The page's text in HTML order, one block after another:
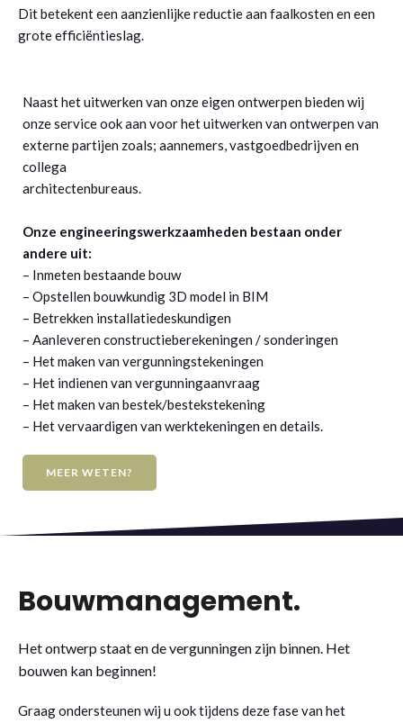
Dit betekent een aanzienlijke reductie aan faalkosten en een
grote efficiëntieslag.
Naast het uitwerken van onze eigen ontwerpen bieden wij
onze service ook aan voor het uitwerken van ontwerpen van
externe partijen zoals; aannemers, vastgoedbedrijven en
collega
architectenbureaus.
Onze engineeringswerkzaamheden bestaan onder
andere uit:
– Inmeten bestaande bouw
– Opstellen bouwkundig 3D model in BIM
– Betrekken installatiedeskundigen
– Aanleveren constructieberekeningen / sonderingen
– Het maken van vergunningstekeningen
– Het indienen van vergunningaanvraag
– Het maken van bestek/bestekstekening
– Het vervaardigen van werktekeningen en details.
MEER WETEN?
Bouwmanagement.
Het ontwerp staat en de vergunningen zijn binnen. Het
bouwen kan beginnen!
Graag ondersteunen wij u ook tijdens deze fase van het